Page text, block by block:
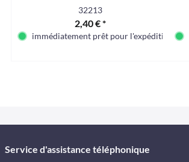
32213
2,40 € *
immédiatement prêt pour l'expédition
Service d'assistance téléphonique